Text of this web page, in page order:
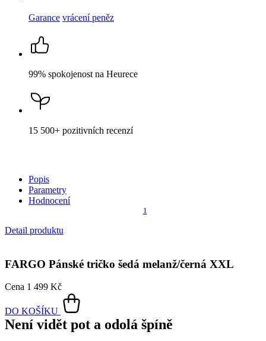
Garance vrácení peněz
99% spokojenost na Heurece
15 500+ pozitivních recenzí
Popis
Parametry
Hodnocení
1
Detail produktu
FARGO Pánské tričko šedá melanž/černá XXL
Cena 1 499 Kč
DO KOŠÍKU
Není vidět pot a odolá špíně